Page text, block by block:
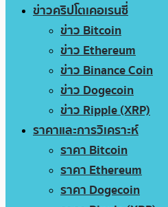
ข่าวคริปโตเคอเรนซี่
ข่าว Bitcoin
ข่าว Ethereum
ข่าว Binance Coin
ข่าว Dogecoin
ข่าว Ripple (XRP)
ราคาและการวิเคราะห์
ราคา Bitcoin
ราคา Ethereum
ราคา Dogecoin